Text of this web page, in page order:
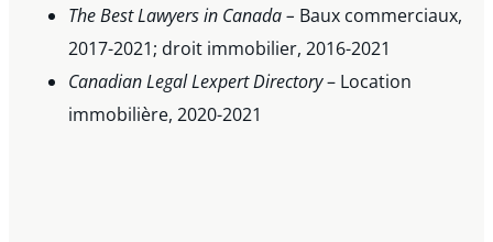
The Best Lawyers in Canada – Baux commerciaux,
2017-2021; droit immobilier, 2016-2021
Canadian Legal Lexpert Directory– Location
immobilière, 2020-2021